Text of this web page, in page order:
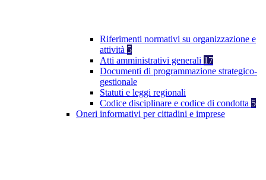
Riferimenti normativi su organizzazione e
attività 5
Atti amministrativi generali 17
Documenti di programmazione strategico-
gestionale
Statuti e leggi regionali
Codice disciplinare e codice di condotta 5
Oneri informativi per cittadini e imprese